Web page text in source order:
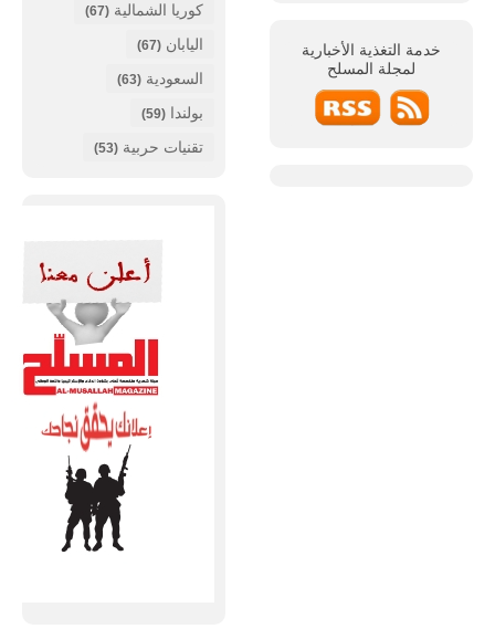
خدمة التغذية الأخبارية
لمجلة المسلح
كوريا الشمالية (67)
اليابان (67)
السعودية (63)
بولندا (59)
تقنيات حربية (53)